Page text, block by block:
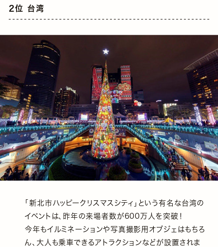
2位 台湾
「新北市ハッピークリスマスシティ」という有名な台湾の
イベントは、昨年の来場者数が600万人を突破！
今年もイルミネーションや写真撮影用オブジェはもちろ
ん、大人も乗車できるアトラクションなどが設置されま